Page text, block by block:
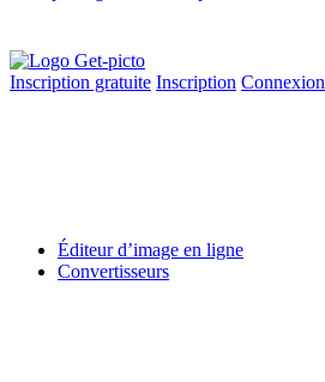
Inscription gratuite Inscription Connexion
Éditeur d’image en ligne
Convertisseurs